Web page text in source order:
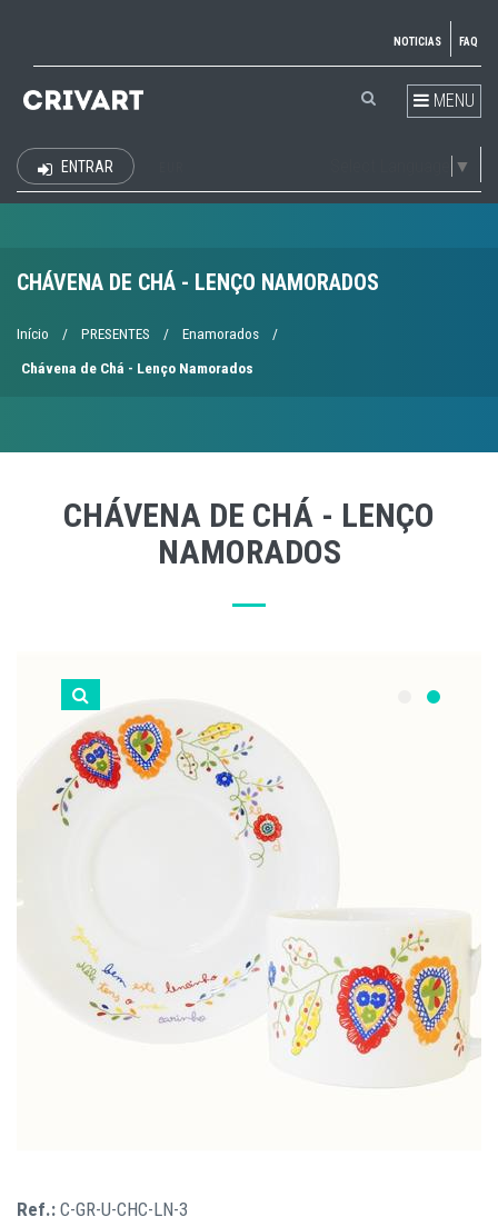
NOTICIAS FAQ
MENU
▼
ENTRAR
CHÁVENA DE CHÁ - LENÇO NAMORADOS
Início / PRESENTES / Enamorados /
Chávena de Chá - Lenço Namorados
CHÁVENA DE CHÁ - LENÇO
NAMORADOS
Ref.: C-GR-U-CHC-LN-3